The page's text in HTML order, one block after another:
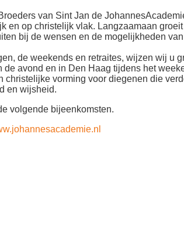
van Sint Jan de
en op christelijk vlak. Langzaamaan
bij de wensen en de mogelijkheden
de weekends en retraites, wijzen wij u
de avond en in Den Haag tijdens het
christelijke vorming voor diegenen die
en wijsheid.
volgende bijeenkomsten.